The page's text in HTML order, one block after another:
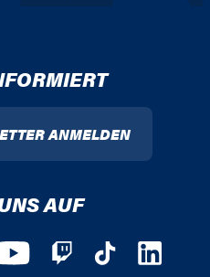
ANMELDEN
AUF